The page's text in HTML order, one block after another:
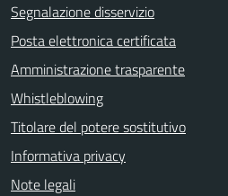
Segnalazione disservizio
Posta elettronica certificata
Amministrazione trasparente
Whistleblowing
Titolare del potere sostitutivo
Informativa privacy
Note legali